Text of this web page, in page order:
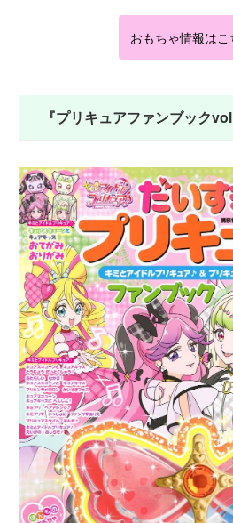
おもちゃ情報はこ
『プリキュアファンブック